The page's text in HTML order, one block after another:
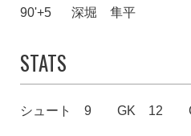
90'+5 深堀 隼平
STATS
シュート 9 GK 12